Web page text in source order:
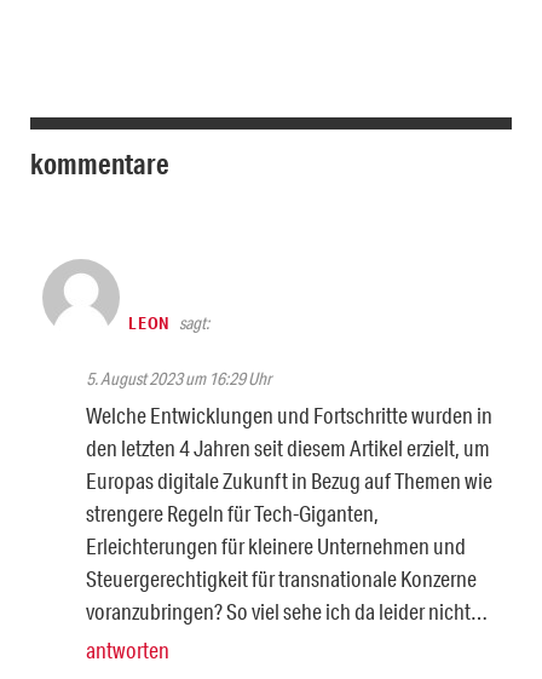
kommentare
LEON sagt:
5. August 2023 um 16:29 Uhr
Welche Entwicklungen und Fortschritte wurden in
den letzten 4 Jahren seit diesem Artikel erzielt, um
Europas digitale Zukunft in Bezug auf Themen wie
strengere Regeln für Tech-Giganten,
Erleichterungen für kleinere Unternehmen und
Steuergerechtigkeit für transnationale Konzerne
voranzubringen? So viel sehe ich da leider nicht…
antworten